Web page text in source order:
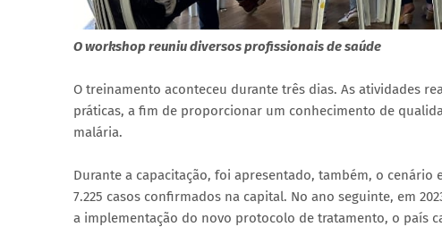
O workshop reuniu diversos profissionais de saúde
O treinamento aconteceu durante três dias. As atividades
práticas, a fim de proporcionar um conhecimento de
malária.
Durante a capacitação, foi apresentado, também, o
7.225 casos confirmados na capital. No ano seguinte, em
a implementação do novo protocolo de tratamento, o país